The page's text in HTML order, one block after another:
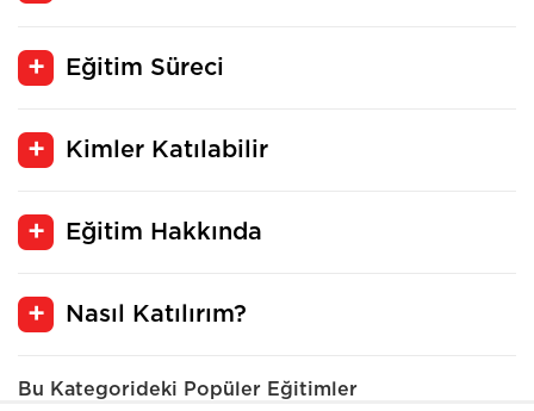
Eğitim Süreci
Kimler Katılabilir
Eğitim Hakkında
Nasıl Katılırım?
Bu Kategorideki Popüler Eğitimler